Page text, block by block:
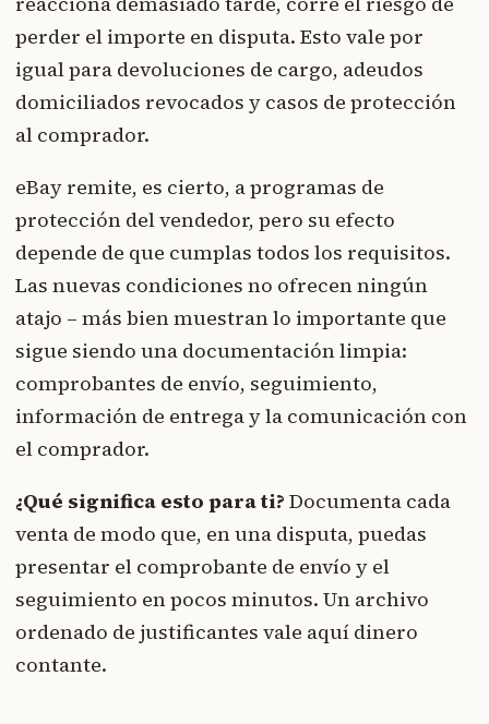
perder el importe en disputa. Esto vale por
igual para devoluciones de cargo, adeudos
domiciliados revocados y casos de protección
al comprador.
eBay remite, es cierto, a programas de
protección del vendedor, pero su efecto
depende de que cumplas todos los requisitos.
Las nuevas condiciones no ofrecen ningún
atajo – más bien muestran lo importante que
sigue siendo una documentación limpia:
comprobantes de envío, seguimiento,
información de entrega y la comunicación con
el comprador.
¿Qué significa esto para ti? Documenta cada
venta de modo que, en una disputa, puedas
presentar el comprobante de envío y el
seguimiento en pocos minutos. Un archivo
ordenado de justificantes vale aquí dinero
contante.